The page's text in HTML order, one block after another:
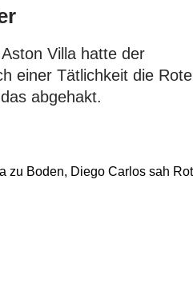
Villa hatte der
einer Tätlichkeit die Rote
abgehakt.